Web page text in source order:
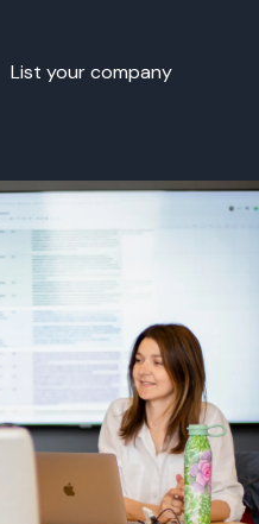
List your company